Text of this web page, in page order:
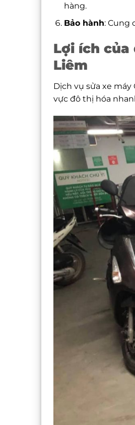
hàng.
Bảo hành: Cung
Lợi ích của
Liêm
Dịch vụ sửa xe
vực đô thị hóa